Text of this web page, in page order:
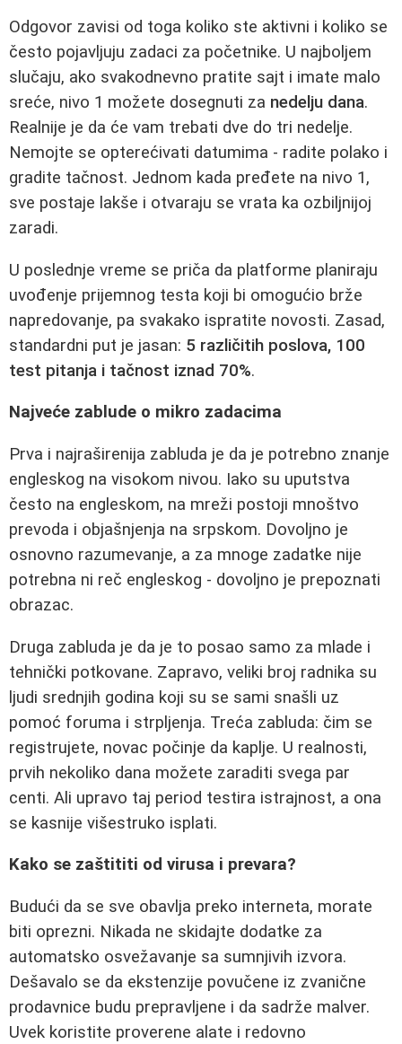
Odgovor zavisi od toga koliko ste aktivni i koliko se
često pojavljuju zadaci za početnike. U najboljem
slučaju, ako svakodnevno pratite sajt i imate malo
sreće, nivo 1 možete dosegnuti za nedelju dana.
Realnije je da će vam trebati dve do tri nedelje.
Nemojte se opterećivati datumima - radite polako i
gradite tačnost. Jednom kada pređete na nivo 1,
sve postaje lakše i otvaraju se vrata ka ozbiljnijoj
zaradi.
U poslednje vreme se priča da platforme planiraju
uvođenje prijemnog testa koji bi omogućio brže
napredovanje, pa svakako ispratite novosti. Zasad,
standardni put je jasan: 5 različitih poslova, 100
test pitanja i tačnost iznad 70%.
Najveće zablude o mikro zadacima
Prva i najraširenija zabluda je da je potrebno znanje
engleskog na visokom nivou. Iako su uputstva
često na engleskom, na mreži postoji mnoštvo
prevoda i objašnjenja na srpskom. Dovoljno je
osnovno razumevanje, a za mnoge zadatke nije
potrebna ni reč engleskog - dovoljno je prepoznati
obrazac.
Druga zabluda je da je to posao samo za mlade i
tehnički potkovane. Zapravo, veliki broj radnika su
ljudi srednjih godina koji su se sami snašli uz
pomoć foruma i strpljenja. Treća zabluda: čim se
registrujete, novac počinje da kaplje. U realnosti,
prvih nekoliko dana možete zaraditi svega par
centi. Ali upravo taj period testira istrajnost, a ona
se kasnije višestruko isplati.
Kako se zaštititi od virusa i prevara?
Budući da se sve obavlja preko interneta, morate
biti oprezni. Nikada ne skidajte dodatke za
automatsko osvežavanje sa sumnjivih izvora.
Dešavalo se da ekstenzije povučene iz zvanične
prodavnice budu prepravljene i da sadrže malver.
Uvek koristite proverene alate i redovno